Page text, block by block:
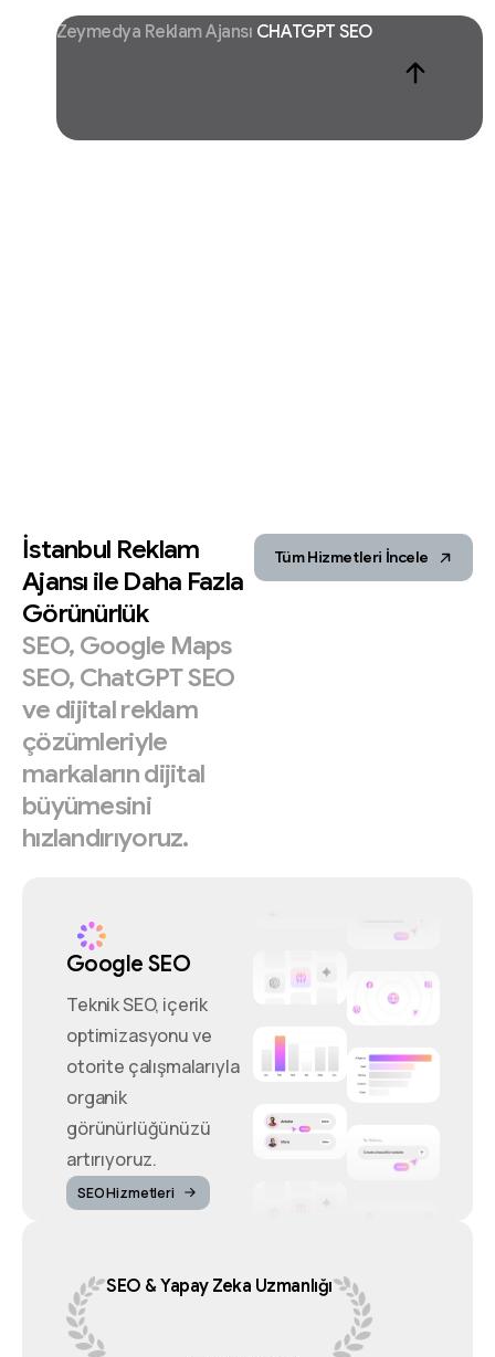
Zeymedya Reklam Ajansı CHATGPT SEO
İstanbul Reklam
Ajansı ile Daha Fazla
Görünürlük
SEO, Google Maps
SEO, ChatGPTSEO
ve dijitalreklam
çözümleriyle
markalarındijital
büyümesini
hızlandırıyoruz.
Tüm Hizmetleri İncele
Google SEO
Teknik SEO, içerik
optimizasyonu ve
otorite çalışmalarıyla
organik
görünürlüğünüzü
artırıyoruz.
SEO Hizmetleri
SEO &Yapay Zeka Uzmanlığı